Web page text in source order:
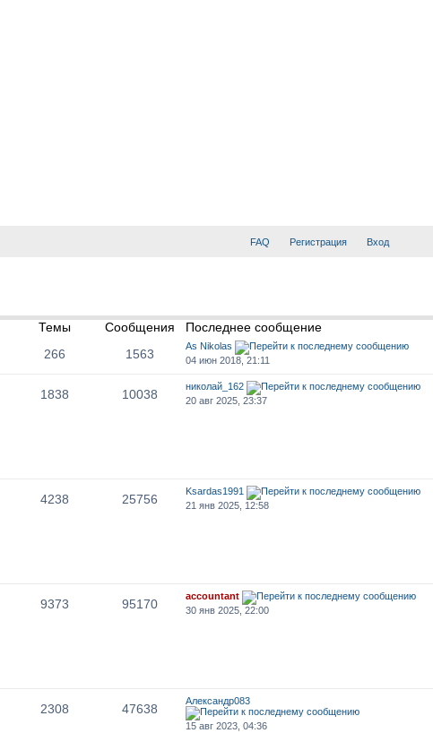
FAQ Регистрация Вход
Темы Сообщения Последнее сообщение
266 1563
As Nikolas
04 июн 2018, 21:11
1838 10038
николай_162
20 авг 2025, 23:37
4238 25756
Ksardas1991
21 янв 2025, 12:58
9373 95170
accountant
30 янв 2025, 22:00
2308 47638
Александр083
15 авг 2023, 04:36